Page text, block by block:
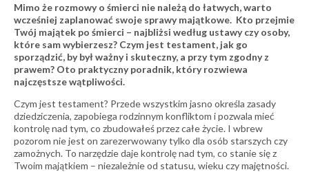
Mimo że rozmowy o śmierci nie należą do łatwych, warto
wcześniej zaplanować swoje sprawy majątkowe. Kto przejmie
Twój majątek po śmierci – najbliżsi według ustawy czy osoby,
które sam wybierzesz? Czym jest testament, jak go
sporządzić, by był ważny i skuteczny, a przy tym zgodny z
prawem? Oto praktyczny poradnik, który rozwiewa
najczęstsze wątpliwości.
Czym jest testament? Przede wszystkim jasno określa zasady
dziedziczenia, zapobiega rodzinnym konfliktom i pozwala mieć
kontrolę nad tym, co zbudowałeś przez całe życie. I wbrew
pozorom nie jest on zarezerwowany tylko dla osób starszych czy
zamożnych. To narzędzie daje kontrolę nad tym, co stanie się z
Twoim majątkiem – niezależnie od statusu, wieku czy majętności.